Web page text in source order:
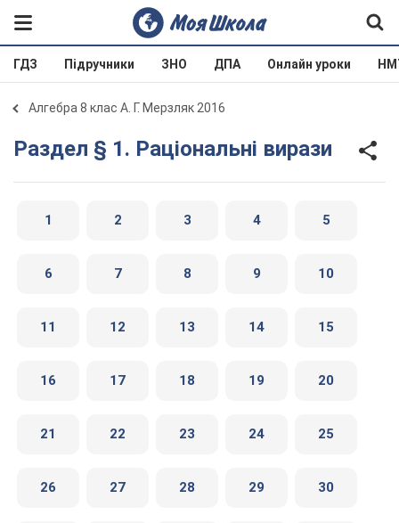
ГДЗ Підручники ЗНО ДПА Онлайн уроки
Алгебра 8 клас А. Г. Мерзляк 2016
Раздел § 1. Раціональні вирази
1 2 3 4 5
6 7 8 9 10
11 12 13 14 15
16 17 18 19 20
21 22 23 24 25
26 27 28 29 30